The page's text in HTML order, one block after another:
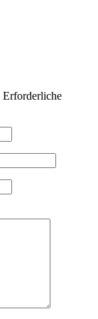
Erforderliche